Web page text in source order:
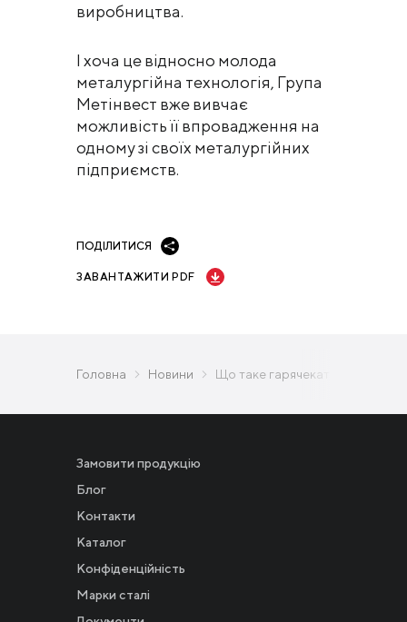
виробництва.
І хоча це відносно молода
металургійна технологія, Група
Метінвест вже вивчає
можливість її впровадження на
одному зі своїх металургійних
підприємств.
ПОДІЛИТИСЯ
ЗАВАНТАЖИТИ PDF
Головна Новини Що таке гарячекатаний
Замовити продукцію
Блог
Контакти
Каталог
Конфіденційність
Марки сталі
Новости